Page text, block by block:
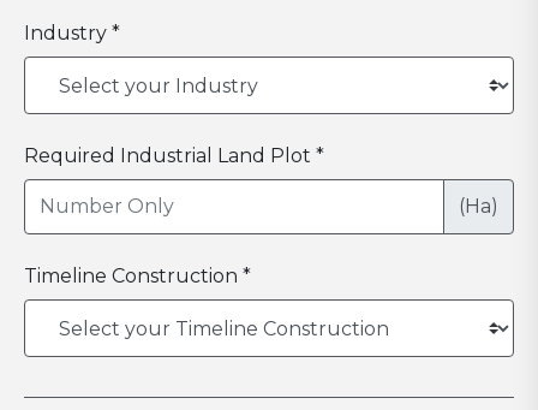
Industry *
Required Industrial Land Plot *
(Ha)
Timeline Construction *